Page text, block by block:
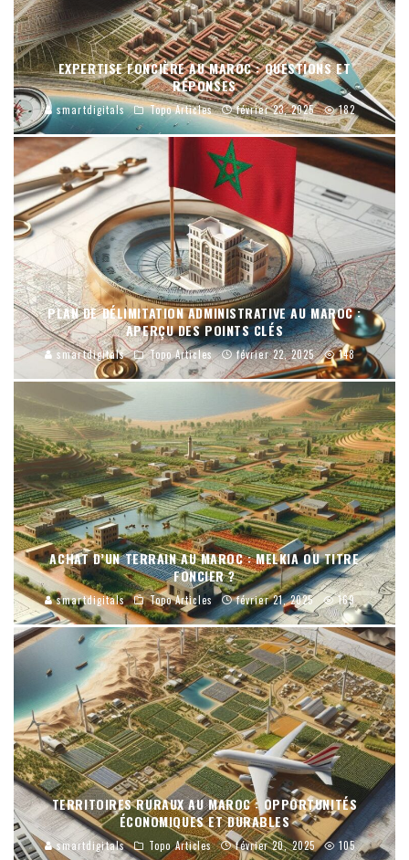
EXPERTISE FONCIÈRE AU MAROC : QUESTIONS ET
RÉPONSES
smartdigitals Topo Articles février 23, 2025 182
PLAN DE DÉLIMITATION ADMINISTRATIVE AU MAROC :
APERÇU DES POINTS CLÉS
smartdigitals Topo Articles février 22, 2025 148
ACHAT D’UN TERRAIN AU MAROC : MELKIA OU TITRE
FONCIER ?
smartdigitals Topo Articles février 21, 2025 169
TERRITOIRES RURAUX AU MAROC : OPPORTUNITÉS
ÉCONOMIQUES ET DURABLES
smartdigitals Topo Articles février 20, 2025 105